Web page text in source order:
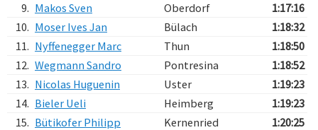
9. Makos Sven Oberdorf
1:17:16
10. Moser Ives Jan Bülach
1:18:32
11. Nyffenegger Marc Thun
1:18:50
12. Wegmann Sandro Pontresina
1:18:52
13. Nicolas Huguenin Uster
1:19:23
14. Bieler Ueli Heimberg
1:19:23
15. Bütikofer Philipp Kernenried
1:20:25